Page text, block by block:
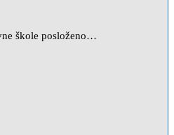
škole posloženo…